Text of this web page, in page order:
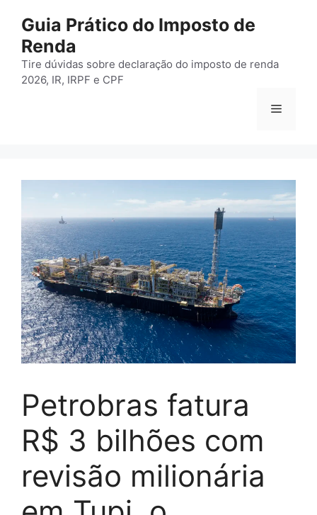
para
conteúdo
Guia Prático do Imposto de
Renda
Tire dúvidas sobre declaração do imposto de renda
2026, IR, IRPF e CPF
Menu
Petrobras fatura
R$ 3 bilhões com
revisão milionária